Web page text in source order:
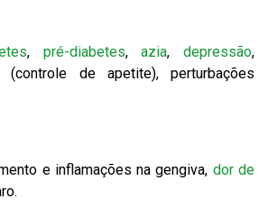
, pré-diabetes,azia, depressão,
(controle de apetite), perturbações
e inflamações na gengiva, dor de